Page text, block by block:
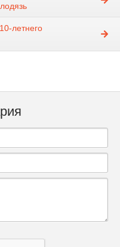
летнего